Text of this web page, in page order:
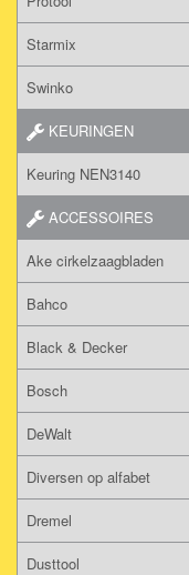
Starmix
Swinko
KEURINGEN
Keuring NEN3140
ACCESSOIRES
Ake cirkelzaagbladen
Bahco
Black & Decker
Bosch
DeWalt
Diversen op alfabet
Dremel
Dusttool